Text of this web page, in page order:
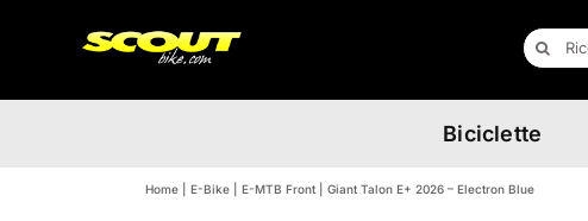
Cerca
per:
Biciclette
Home E-Bike E-MTB Front Giant Talon E+ 2026 – Electron Blue